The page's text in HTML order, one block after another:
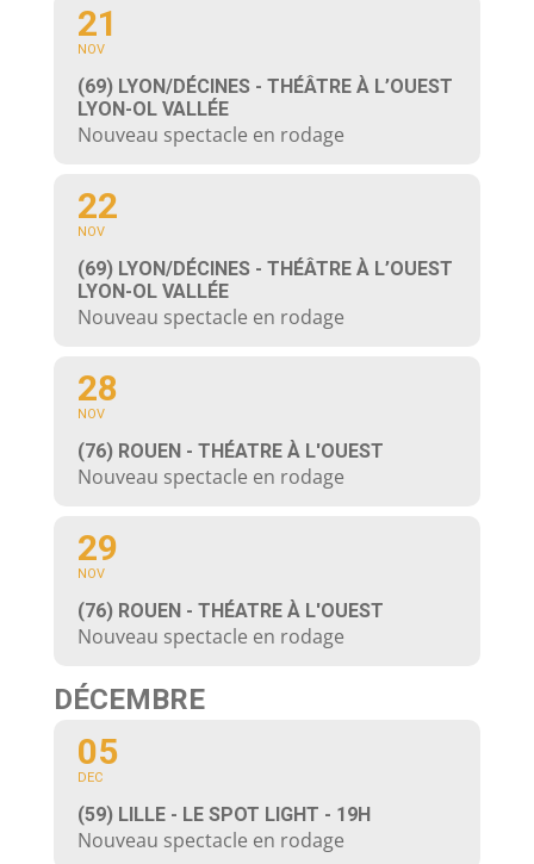
21
NOV
(69) LYON/DÉCINES - THÉÂTRE À L’OUEST
LYON-OL VALLÉE
Nouveau spectacle en rodage
22
NOV
(69) LYON/DÉCINES - THÉÂTRE À L’OUEST
LYON-OL VALLÉE
Nouveau spectacle en rodage
28
NOV
(76) ROUEN - THÉATRE À L'OUEST
Nouveau spectacle en rodage
29
NOV
(76) ROUEN - THÉATRE À L'OUEST
Nouveau spectacle en rodage
DÉCEMBRE
05
DEC
(59) LILLE - LE SPOT LIGHT - 19H
Nouveau spectacle en rodage